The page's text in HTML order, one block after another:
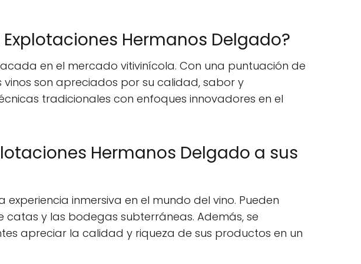
Hermanos Delgado?
en el mercado vitivinícola. Con una puntuación de
son apreciados por su calidad, sabor y
tradicionales con enfoques innovadores en el
Hermanos Delgado a sus
inmersiva en el mundo del vino. Pueden
y las bodegas subterráneas. Además, se
apreciar la calidad y riqueza de sus productos en un